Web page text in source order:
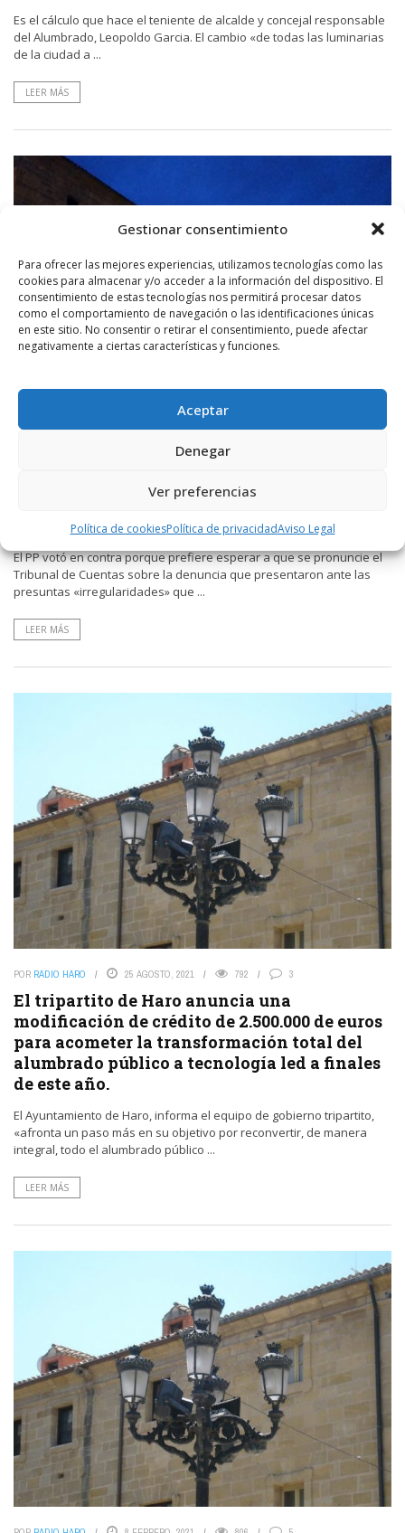
Gestionar consentimiento
Para ofrecer las mejores experiencias, utilizamos tecnologías como las
cookies para almacenar y/o acceder a la información del dispositivo. El
consentimiento de estas tecnologías nos permitirá procesar datos
como el comportamiento de navegación o las identificaciones únicas
en este sitio. No consentir o retirar el consentimiento, puede afectar
negativamente a ciertas características y funciones.
Aceptar
Denegar
Ver preferencias
Política de cookiesPolítica de privacidadAviso Legal
Es el cálculo que hace el teniente de alcalde y concejal responsable
del Alumbrado, Leopoldo Garcia. El cambio «de todas las luminarias
de la ciudad a ...
LEER MÁS
El tripartito de Haro aprueba destinar 2,5
millones de euros del remanente de tesorería
al cambio a led del alumbrado público de la
El PP votó en contra porque prefiere esperar a que se pronuncie el
Tribunal de Cuentas sobre la denuncia que presentaron ante las
presuntas «irregularidades» que ...
LEER MÁS
POR RADIO HARO 25 AGOSTO, 2021 792 3
El tripartito de Haro anuncia una
modificación de crédito de 2.500.000 de euros
para acometer la transformación total del
alumbrado público a tecnología led a finales
de este año.
El Ayuntamiento de Haro, informa el equipo de gobierno tripartito,
«afronta un paso más en su objetivo por reconvertir, de manera
integral, todo el alumbrado público ...
LEER MÁS